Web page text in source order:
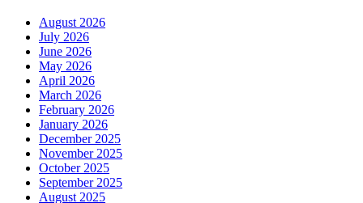
August 2026
July 2026
June 2026
May 2026
April 2026
March 2026
February 2026
January 2026
December 2025
November 2025
October 2025
September 2025
August 2025